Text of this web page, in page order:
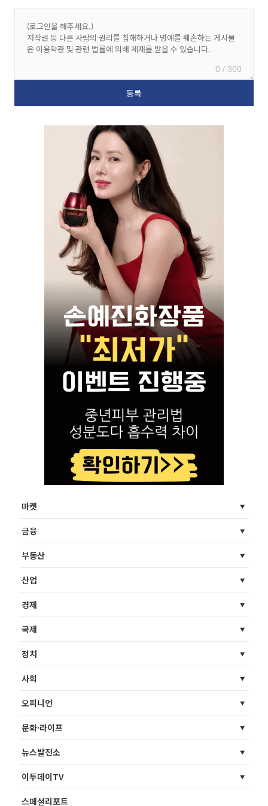
0 / 300
마켓
금융
부동산
산업
경제
국제
정치
사회
오피니언
문화·라이프
뉴스발전소
이투데이TV
스페셜리포트